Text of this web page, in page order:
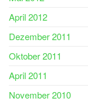
April 2012
Dezember 2011
Oktober 2011
April 2011
November 2010